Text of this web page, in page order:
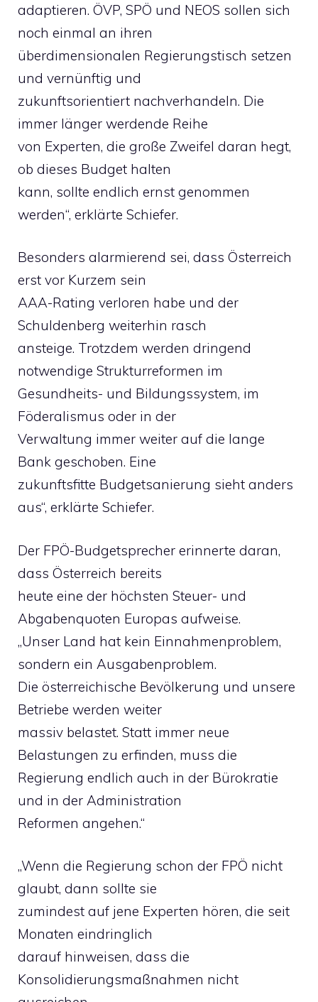
adaptieren. ÖVP, SPÖ und NEOS sollen sich
noch einmal an ihren
überdimensionalen Regierungstisch setzen
und vernünftig und
zukunftsorientiert nachverhandeln. Die
immer länger werdende Reihe
von Experten, die große Zweifel daran hegt,
ob dieses Budget halten
kann, sollte endlich ernst genommen
werden“, erklärte Schiefer.
Besonders alarmierend sei, dass Österreich
erst vor Kurzem sein
AAA-Rating verloren habe und der
Schuldenberg weiterhin rasch
ansteige. Trotzdem werden dringend
notwendige Strukturreformen im
Gesundheits- und Bildungssystem, im
Föderalismus oder in der
Verwaltung immer weiter auf die lange
Bank geschoben. Eine
zukunftsfitte Budgetsanierung sieht anders
aus“, erklärte Schiefer.
Der FPÖ-Budgetsprecher erinnerte daran,
dass Österreich bereits
heute eine der höchsten Steuer- und
Abgabenquoten Europas aufweise.
„Unser Land hat kein Einnahmenproblem,
sondern ein Ausgabenproblem.
Die österreichische Bevölkerung und unsere
Betriebe werden weiter
massiv belastet. Statt immer neue
Belastungen zu erfinden, muss die
Regierung endlich auch in der Bürokratie
und in der Administration
Reformen angehen.“
„Wenn die Regierung schon der FPÖ nicht
glaubt, dann sollte sie
zumindest auf jene Experten hören, die seit
Monaten eindringlich
darauf hinweisen, dass die
Konsolidierungsmaßnahmen nicht